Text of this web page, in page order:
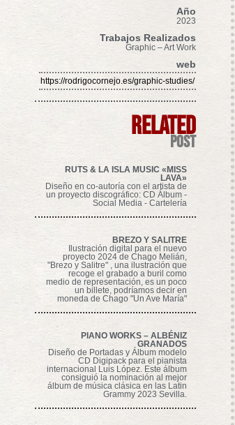
Año
2023
Trabajos Realizados
Graphic – Art Work
web
https://rodrigocornejo.es/graphic-studies/
related
post
RUTS & LA ISLA MUSIC «MISS
LAVA»
Diseño en co-autoría con el artista de
un proyecto discográfico: CD Álbum -
Social Media - Cartelería
BREZO Y SALITRE
Ilustración digital para el nuevo
proyecto 2024 de Chago Melián,
"Brezo y Salitre" , una ilustración que
recoge el grabado a buril como
medio de representación, es un poco
un billete, podríamos decir en
moneda de Chago "Un Ave María"
PIANO WORKS – ALBÉNIZ
GRANADOS
Diseño de Portadas y Álbum modelo
CD Digipack para el pianista
internacional Luis López. Este álbum
consiguió la nominación al mejor
álbum de música clásica en las Latin
Grammy 2023 Sevilla.